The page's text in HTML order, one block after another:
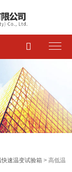

快速温变试验箱 > 高低温